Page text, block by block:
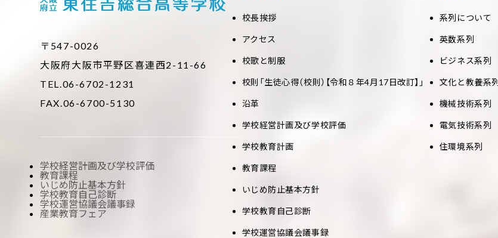
校長挨拶
アクセス
校歌と制服
校則「生徒心得（校則）【令和８年4月17日改訂】」
沿革
学校経営計画及び学校評価
学校教育計画
教育課程
いじめ防止基本方針
学校教育自己診断
学校運営協議会議事録
系列について
英数系列
ビジネス系列
文化と教養系列
機械技術系列
電気技術系列
住環境系列
〒547-0026
大阪府大阪市平野区喜連西2-11-66
TEL.06-6702-1231
FAX.06-6700-5130
学校経営計画及び学校評価
教育課程
いじめ防止基本方針
学校教育自己診断
学校運営協議会議事録
産業教育フェア